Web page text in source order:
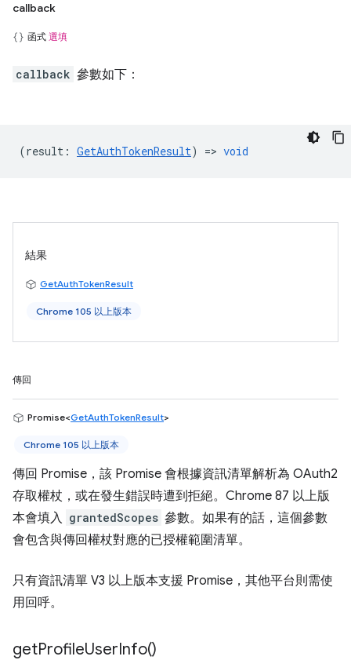
callback
函式 選填
callback 參數如下：
(result : GetAuthTokenResult) => void
結果
GetAuthTokenResult
Chrome 105 以上版本
傳回
Promise<GetAuthTokenResult>
Chrome 105 以上版本
傳回 Promise，該 Promise 會根據資訊清單解析為 OAuth2
存取權杖，或在發生錯誤時遭到拒絕。Chrome 87 以上版
本會填入 grantedScopes 參數。如果有的話，這個參數
會包含與傳回權杖對應的已授權範圍清單。
只有資訊清單 V3 以上版本支援 Promise，其他平台則需使
用回呼。
getProfileUserInfo()